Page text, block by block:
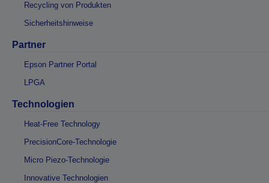
Recycling von Produkten
Sicherheitshinweise
Partner
Epson Partner Portal
LPGA
Technologien
Heat-Free Technology
PrecisionCore-Technologie
Micro Piezo-Technologie
Innovative Technologien